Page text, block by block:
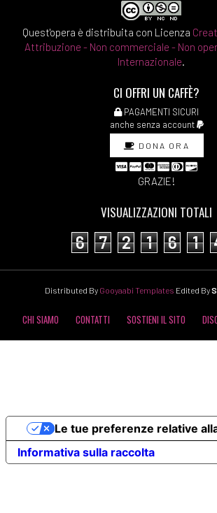
Quest'opera è distribuita con Licenza
Attribuzione - Non commerciale - Non
Internazionale.
CI OFFRI UN CAFFÈ?
PAGAMENTI SICURI
anche senza account
DONA ORA
GRAZIE!
VISUALIZZAZIONI TOTALI
6 7 2 1 6 1
Distributed By Gooyaabi Templates Edited By
CHI SIAMO CONTATTI SOSTIENI IL SITO
Informativa sulla raccolta
Le tue preferenze relative